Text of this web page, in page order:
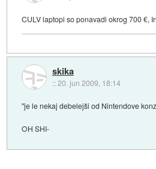
CULV laptopi so ponavadi okrog 700 €,
skika
::20. jun 2009, 18:14
"je le nekaj debelejši od Nintendove
OH SHI-